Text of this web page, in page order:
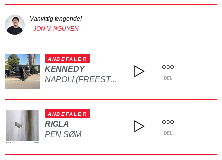
Vanvittig fengende!
- JON V. NGUYEN
ANBEFALER
KENNEDY
NAPOLI (FREESTYLE) DEL
ANBEFALER
RIGLA
PEN SØM
DEL